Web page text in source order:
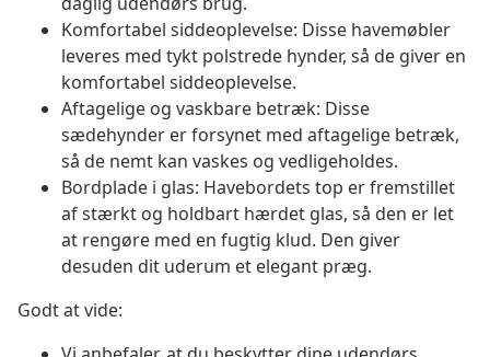
Komfortabel siddeoplevelse: Disse havemøbler
leveres med tykt polstrede hynder, så de giver en
komfortabel siddeoplevelse.
Aftagelige og vaskbare betræk: Disse
sædehynder er forsynet med aftagelige betræk,
så de nemt kan vaskes og vedligeholdes.
Bordplade i glas: Havebordets top er fremstillet
af stærkt og holdbart hærdet glas, så den er let
at rengøre med en fugtig klud. Den giver
desuden dit uderum et elegant præg.
Godt at vide: